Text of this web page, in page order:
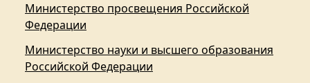
Министерство просвещения Российской
Федерации
Министерство науки и высшего образования
Российской Федерации